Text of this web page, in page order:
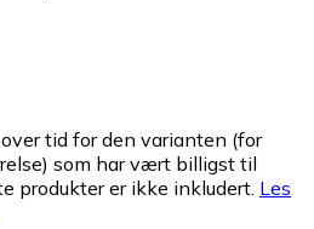
tid for den varianten (for
som har vært billigst til
produkter er ikke inkludert. Les